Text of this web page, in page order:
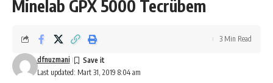
Minelab GPX 5000 Tecrübem
Last updated: Mart 31, 2019 8:04 am
dfnuzmani
3 Min Read